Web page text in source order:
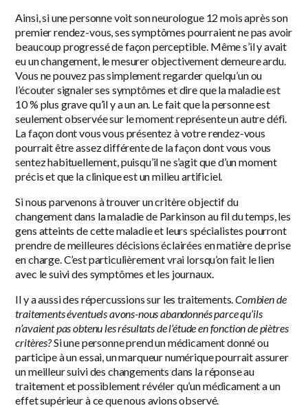
Ainsi, si une personne voit son neurologue 12 mois après son
premier rendez-vous, ses symptômes pourraient ne pas avoir
beaucoup progressé de façon perceptible. Même s’il y avait
eu un changement, le mesurer objectivement demeure ardu.
Vous ne pouvez pas simplement regarder quelqu’un ou
l’écouter signaler ses symptômes et dire que la maladie est
10 % plus grave qu’il y a un an. Le fait que la personne est
seulement observée sur le moment représente un autre défi.
La façon dont vous vous présentez à votre rendez-vous
pourrait être assez différente de la façon dont vous vous
sentez habituellement, puisqu’il ne s’agit que d’un moment
précis et que la clinique est un milieu artificiel.
Si nous parvenons à trouver un critère objectif du
changement dans la maladie de Parkinson au fil du temps, les
gens atteints de cette maladie et leurs spécialistes pourront
prendre de meilleures décisions éclairées en matière de prise
en charge. C’est particulièrement vrai lorsqu’on fait le lien
avec le suivi des symptômes et les journaux.
Il y a aussi des répercussions sur les traitements.Combien de
traitements éventuels avons-nous abandonnés parce qu’ils
n’avaient pas obtenu les résultats de l’étude en fonction de piètres
critères?Si une personne prend un médicament donné ou
participe à un essai, un marqueur numérique pourrait assurer
un meilleur suivi des changements dans la réponse au
traitement et possiblement révéler qu’un médicament a un
effet supérieur à ce que nous avions observé.